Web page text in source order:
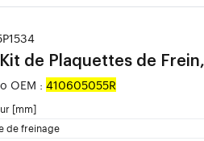
Kit de Plaquettes de
OEM : 410605055R
[mm]
de freinage